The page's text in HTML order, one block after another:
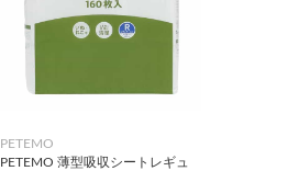
PETEMO
PETEMO 薄型吸収シートレギュ